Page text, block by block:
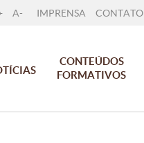
A- IMPRENSA CONTATO
CONTEÚDOS
FORMATIVOS